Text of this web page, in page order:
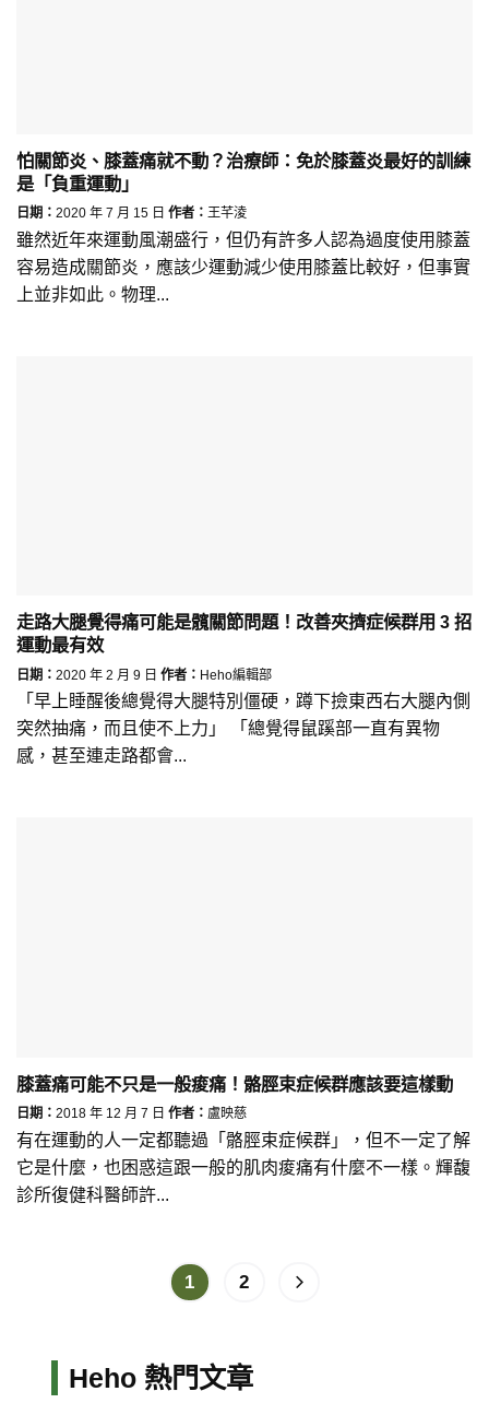
怕關節炎、膝蓋痛就不動？治療師：免於膝蓋炎最好的訓練
是「負重運動」
日期： 2020 年 7 月 15 日 作者： 王芊淩
雖然近年來運動風潮盛行，但仍有許多人認為過度使用膝蓋
容易造成關節炎，應該少運動減少使用膝蓋比較好，但事實
上並非如此。物理...
走路大腿覺得痛可能是髖關節問題！改善夾擠症候群用 3 招
運動最有效
日期： 2020 年 2 月 9 日 作者： Heho編輯部
「早上睡醒後總覺得大腿特別僵硬，蹲下撿東西右大腿內側
突然抽痛，而且使不上力」 「總覺得鼠蹊部一直有異物
感，甚至連走路都會...
膝蓋痛可能不只是一般痠痛！骼脛束症候群應該要這樣動
日期： 2018 年 12 月 7 日 作者： 盧映慈
有在運動的人一定都聽過「骼脛束症候群」，但不一定了解
它是什麼，也困惑這跟一般的肌肉痠痛有什麼不一樣。輝馥
診所復健科醫師許...
1 2
Heho 熱門文章